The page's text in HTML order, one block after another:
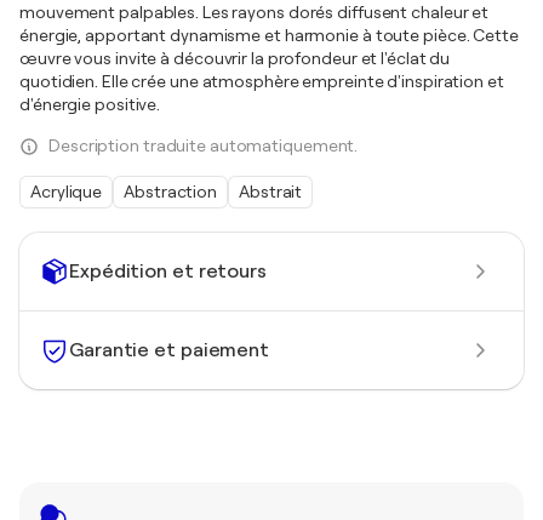
Expédition et retours
Garantie et paiement
mouvement palpables. Les rayons dorés diffusent chaleur et
énergie, apportant dynamisme et harmonie à toute pièce. Cette
œuvre vous invite à découvrir la profondeur et l'éclat du
quotidien. Elle crée une atmosphère empreinte d'inspiration et
d'énergie positive.
Description traduite automatiquement.
Acrylique Abstraction Abstrait